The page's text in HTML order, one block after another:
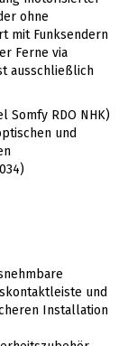
ohne
mit Funksendern
Ferne via
ausschließlich
Somfy RDO NHK)
und
und
Installation